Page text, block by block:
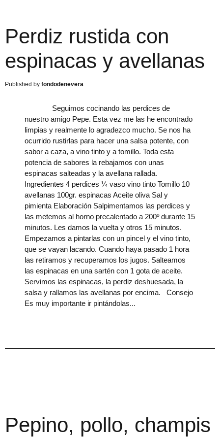
Perdiz rustida con
espinacas y avellanas
fondodenevera
Seguimos cocinando las perdices de
nuestro amigo Pepe. Esta vez me las he encontrado
limpias y realmente lo agradezco mucho. Se nos ha
ocurrido rustirlas para hacer una salsa potente, con
sabor a caza, a vino tinto y a tomillo. Toda esta
potencia de sabores la rebajamos con unas
espinacas salteadas y la avellana rallada.
Ingredientes 4 perdices ¼ vaso vino tinto Tomillo 10
avellanas 100gr. espinacas Aceite oliva Sal y
pimienta Elaboración Salpimentamos las perdices y
las metemos al horno precalentado a 200º durante 15
minutos. Les damos la vuelta y otros 15 minutos.
Empezamos a pintarlas con un pincel y el vino tinto,
que se vayan lacando. Cuando haya pasado 1 hora
las retiramos y recuperamos los jugos. Salteamos
las espinacas en una sartén con 1 gota de aceite.
Servimos las espinacas, la perdiz deshuesada, la
salsa y rallamos las avellanas por encima. Consejo
Es muy importante ir pintándolas
Pepino, pollo, champis